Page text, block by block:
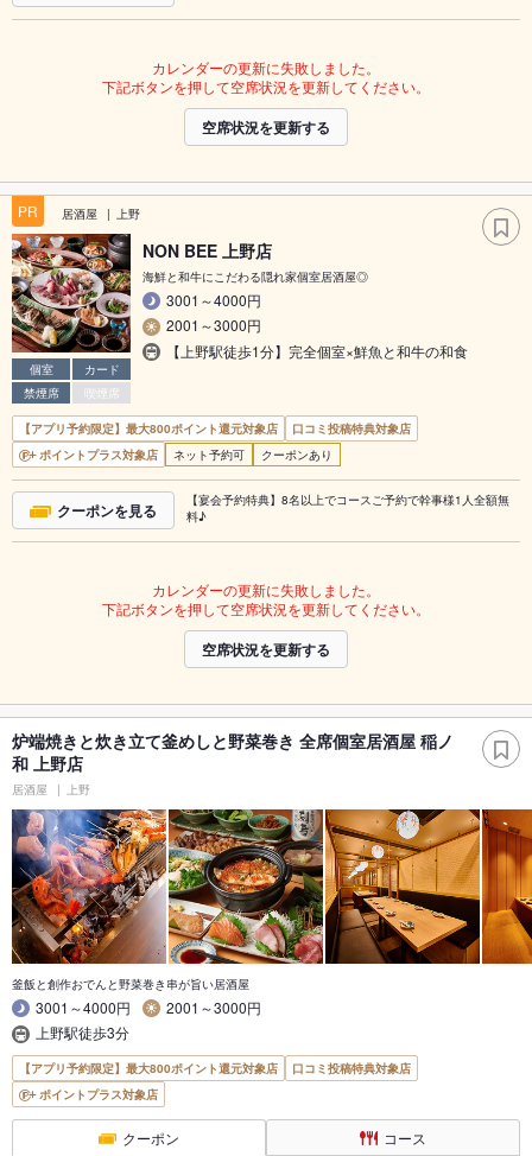
カレンダーの更新に失敗しました。
下記ボタンを押して空席状況を更新してください。
空席状況を更新する
PR 居酒屋 上野
個室
カード
禁煙席
喫煙席
NON BEE 上野店
海鮮と和牛にこだわる隠れ家個室居酒屋◎
3001～4000円
2001～3000円
【上野駅徒歩1分】完全個室×鮮魚と和牛の和食
【アプリ予約限定】最大800ポイント還元対象店
口コミ投稿特典対象店
ポイントプラス対象店
ネット予約可 クーポンあり
クーポンを見る
【宴会予約特典】8名以上でコースご予約で幹事様1人全額無
料♪
カレンダーの更新に失敗しました。
下記ボタンを押して空席状況を更新してください。
空席状況を更新する
炉端焼きと炊き立て釜めしと野菜巻き 全席個室居酒屋 稲ノ
和 上野店
居酒屋 上野
釜飯と創作おでんと野菜巻き串が旨い居酒屋
3001～4000円
2001～3000円
上野駅徒歩3分
【アプリ予約限定】最大800ポイント還元対象店
口コミ投稿特典対象店
ポイントプラス対象店
クーポン コース